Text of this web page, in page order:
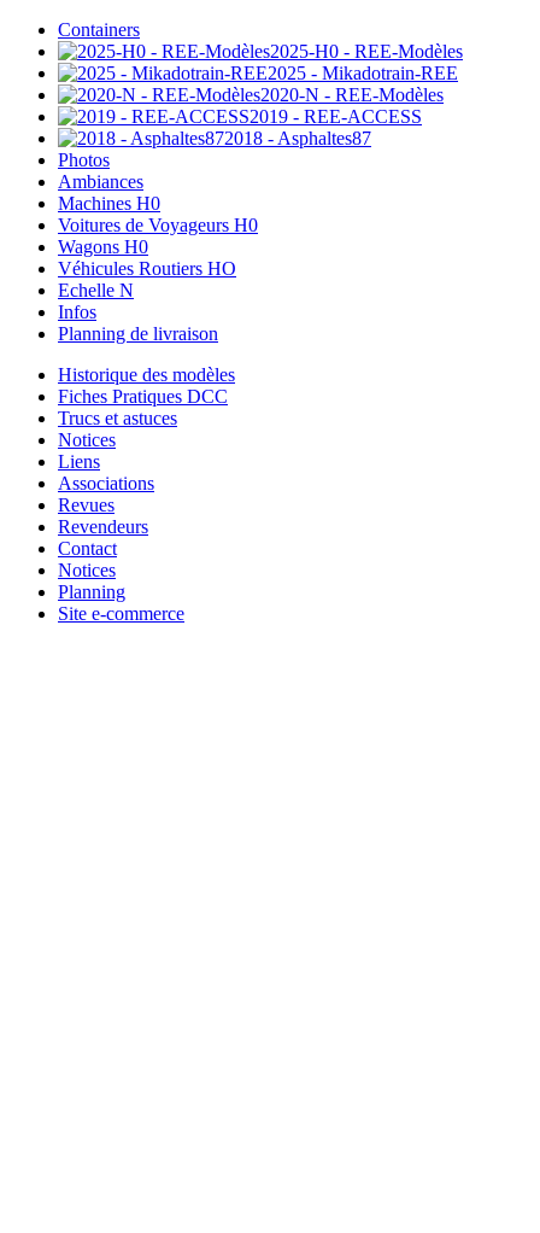
Containers
2025-H0 - REE-Modèles
2025 - Mikadotrain-REE
2020-N - REE-Modèles
2019 - REE-ACCESS
2018 - Asphaltes87
Photos
Ambiances
Machines H0
Voitures de Voyageurs H0
Wagons H0
Véhicules Routiers HO
Echelle N
Infos
Planning de livraison
Historique des modèles
Fiches Pratiques DCC
Trucs et astuces
Notices
Liens
Associations
Revues
Revendeurs
Contact
Notices
Planning
Site e-commerce